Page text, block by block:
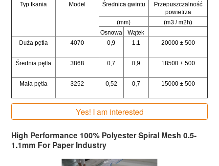
Typ tkania Model Średnica gwintu
Przepuszczalność
powietrza
(mm)
(m3 / m2h)
Osnowa
Wątek
Duża pętla
4070 0,9 1.1 20000 ± 500
Średnia pętla 3868 0,7 0,9 18500 ± 500
Mała pętla 3252 0,52 0,7 15000 ± 500
Yes! I am interested
High Performance 100% Polyester Spiral Mesh 0.5-
1.1mm For Paper Industry